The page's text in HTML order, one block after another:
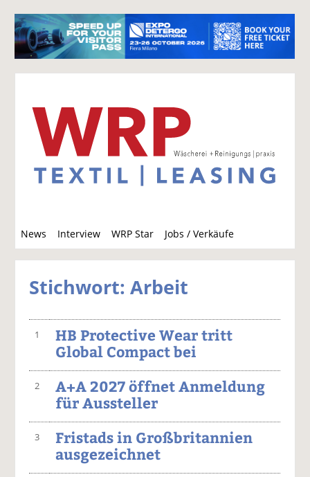
News Interview WRP Star Jobs / Verkäufe
u
c
Stichwort: Arbeit
1
HB Protective Wear tritt
Global Compact bei
2
A+A 2027 öffnet Anmeldung
für Aussteller
3
Fristads in Großbritannien
ausgezeichnet